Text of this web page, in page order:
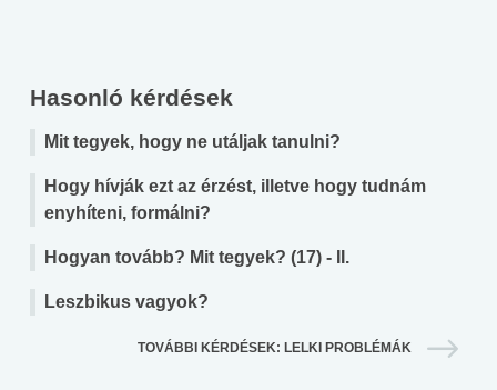
Hasonló kérdések
Mit tegyek, hogy ne utáljak tanulni?
Hogy hívják ezt az érzést, illetve hogy tudnám
enyhíteni, formálni?
Hogyan tovább? Mit tegyek? (17) - II.
Leszbikus vagyok?
TOVÁBBI KÉRDÉSEK: LELKI PROBLÉMÁK